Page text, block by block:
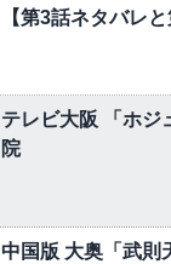
【第3話ネタバレと
テレビ大阪 「ホジ
院
中国版 大奥「武則